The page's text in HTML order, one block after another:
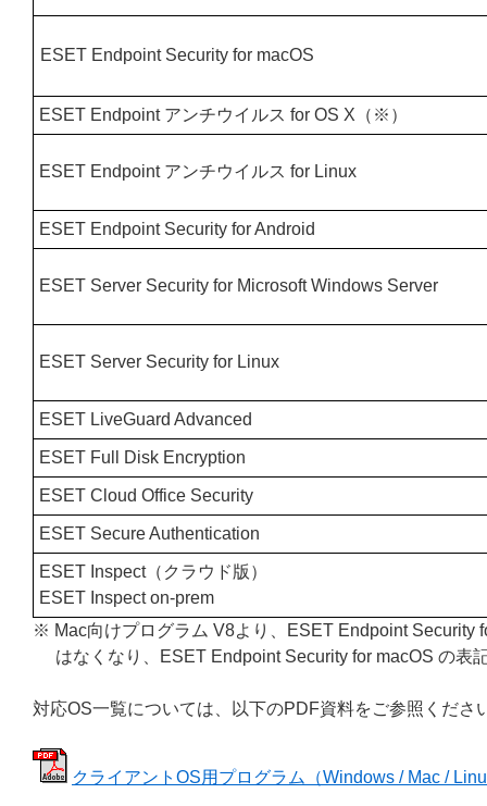
ESET Endpoint Security for macOS
ESET Endpoint アンチウイルス for OS X（※）
ESET Endpoint アンチウイルス for Linux
ESET Endpoint Security for Android
ESET Server Security for Microsoft Windows Server
ESET Server Security for Linux
ESET LiveGuard Advanced
ESET Full Disk Encryption
ESET Cloud Office Security
ESET Secure Authentication
ESET Inspect（クラウド版）
ESET Inspect on-prem
※ Mac向けプログラム V8より、ESET Endpoint Security
はなくなり、ESET Endpoint Security for macOS の表
対応OS一覧については、以下のPDF資料をご参照くださ
クライアントOS用プログラム（Windows / Mac /